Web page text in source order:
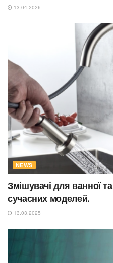
13.04.2026
NEWS
Змішувачі для ванної
сучасних моделей.
13.03.2025